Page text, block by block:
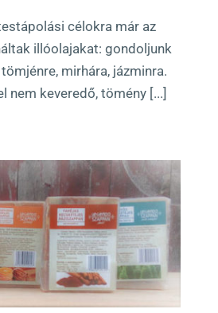
célokra már az
illóolajakat: gondoljunk
mirhára, jázminra.
nem keveredő, tömény [...]